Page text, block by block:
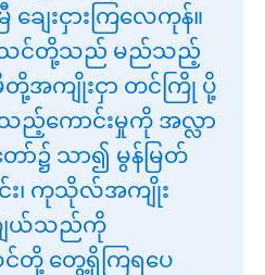
ချေးငှားကြလေကုန်။
အသင်တို့သည် မည်သည့်
အကျိုးငှာ တင်ကြို ပို့
သည့်ကောင်းမှုကို အလ္လာ
၌ သာ၍ မွန်မြတ်
၊ ကုသိုလ်အကျိုး
ကျယ်သည်ကို
တို့ တွေ့ရှိကြရပေ